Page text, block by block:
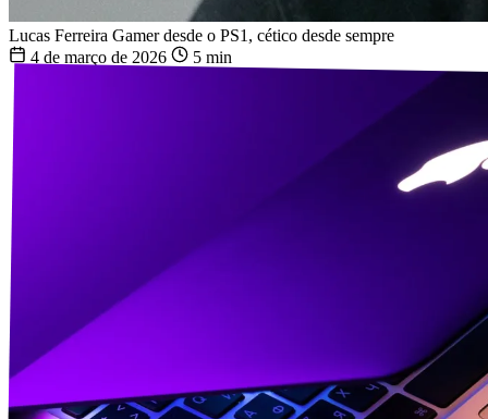
Lucas Ferreira Gamer desde o PS1, cético desde sempre
4 de março de 2026
5 min